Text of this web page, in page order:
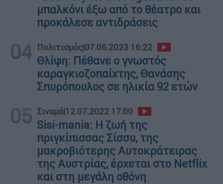
μπαλκόνι έξω από το θέατρο και
προκάλεσε αντιδράσεις
04 Πολιτισμός|07.06.2023 16:22
Θλίψη: Πέθανε ο γνωστός
καραγκιοζοπαίχτης, Θανάσης
Σπυρόπουλος σε ηλικία 92 ετών
05 Σινεμά|12.07.2022 17:00
Sisi-mania: Η ζωή της
πριγκίπισσας Σίσσυ, της
μακροβιότερης Αυτοκράτειρας
της Αυστρίας, έρχεται στο Netflix
και στη μεγάλη οθόνη